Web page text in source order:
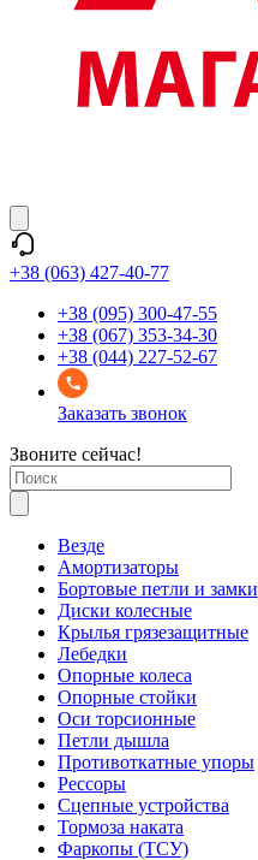
+38 (063) 427-40-77
+38 (095) 300-47-55
+38 (067) 353-34-30
+38 (044) 227-52-67
Заказать звонок
Звоните сейчас!
Везде
Амортизаторы
Бортовые петли и замки
Диски колесные
Крылья грязезащитные
Лебедки
Опорные колеса
Опорные стойки
Оси торсионные
Петли дышла
Противоткатные упоры
Рессоры
Сцепные устройства
Тормоза наката
Фаркопы (ТСУ)